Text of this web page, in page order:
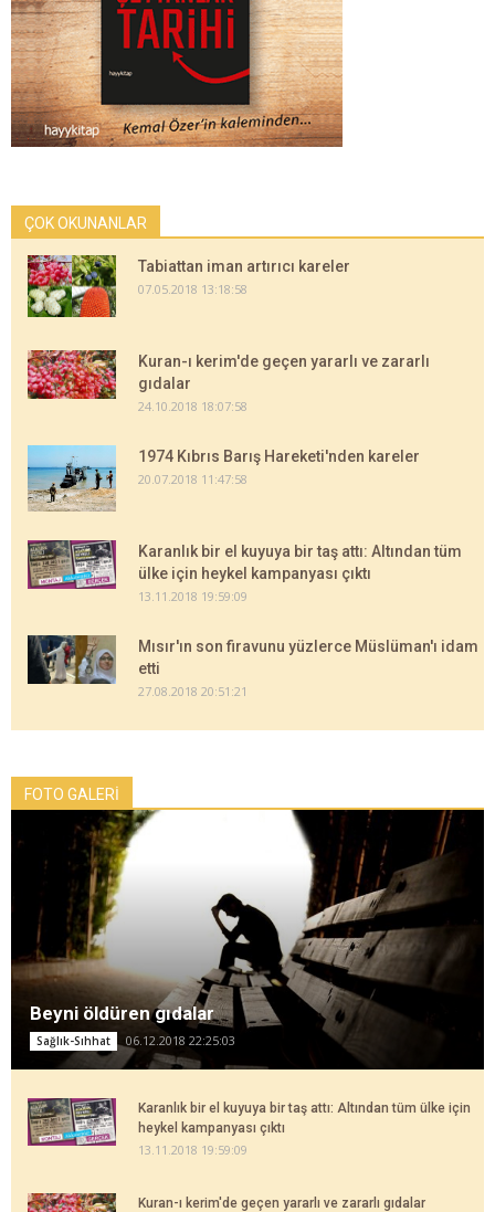
ÇOK OKUNANLAR
Tabiattan iman artırıcı kareler
07.05.2018 13:18:58
Kuran-ı kerim'de geçen yararlı ve zararlı
gıdalar
24.10.2018 18:07:58
1974 Kıbrıs Barış Hareketi'nden kareler
20.07.2018 11:47:58
Karanlık bir el kuyuya bir taş attı: Altından tüm
ülke için heykel kampanyası çıktı
13.11.2018 19:59:09
Mısır'ın son firavunu yüzlerce Müslüman'ı idam
etti
27.08.2018 20:51:21
FOTO GALERİ
Beyni öldüren gıdalar
Sağlık-Sıhhat 06.12.2018 22:25:03
Karanlık bir el kuyuya bir taş attı: Altından tüm ülke için
heykel kampanyası çıktı
13.11.2018 19:59:09
Kuran-ı kerim'de geçen yararlı ve zararlı gıdalar